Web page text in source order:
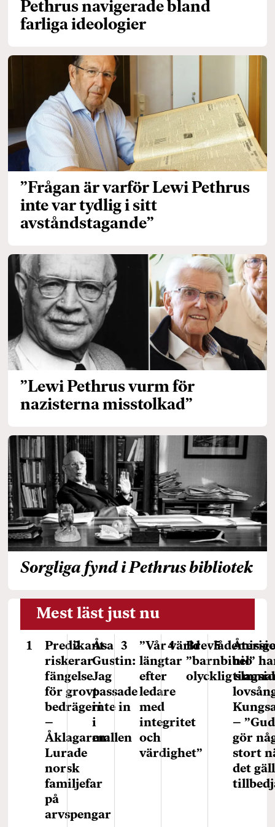
Pethrus navigerade bland
farliga ideologier
”Frågan är varför Lewi Pethrus
inte var tydlig i sitt
avståndstagande”
”Lewi Pethrus vurm för
nazisterna misstolkad”
Sorgliga fynd i Pethrus bibliotek
Mest läst just nu
Predikant
riskerar
fängelse
för grovt
bedrägeri
–
Åklagaren:
Lurade
norsk
familjefar
på
arvspengar
Åsa
Gustin:
Jag
passade
inte in
i
mallen
”Vår värld
längtar
efter
ledare
med
integritet
och
värdighet”
”barnbibel”
olycklig
nio
– ”Gud
gör
stort
det